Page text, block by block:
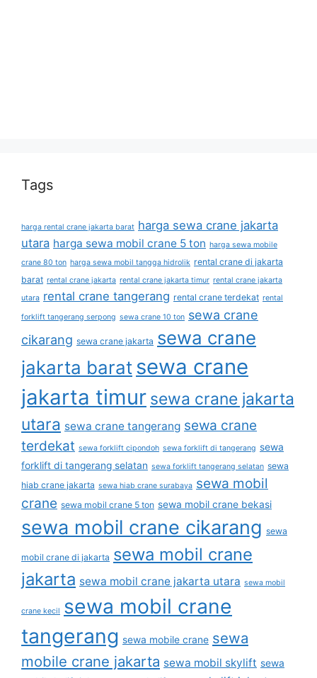
Tags
harga rental crane jakarta barat harga sewa crane jakarta
utara harga sewa mobil crane 5 ton harga sewa mobile
crane 80 ton harga sewa mobil tangga hidrolik rental crane di jakarta
barat rental crane jakarta rental crane jakarta timur rental crane jakarta
utara rental crane tangerang rental crane terdekat rental
forklift tangerang serpong sewa crane 10 ton sewa crane
cikarang sewa crane jakarta sewa crane
jakarta baratsewa crane
jakarta timur sewa crane jakarta
utara sewa crane tangerang sewa crane
terdekat sewa forklift cipondoh sewa forklift di tangerang sewa
forklift di tangerang selatan sewa forklift tangerang selatan sewa
hiab crane jakarta sewa hiab crane surabaya sewa mobil
crane sewa mobil crane 5 ton sewa mobil crane bekasi
sewa mobil crane cikarang sewa
mobil crane di jakarta sewa mobil crane
jakarta sewa mobil crane jakarta utara sewa mobil
crane kecil sewa mobil crane
tangerang sewa mobile crane sewa
mobile crane jakarta sewa mobil skylift sewa